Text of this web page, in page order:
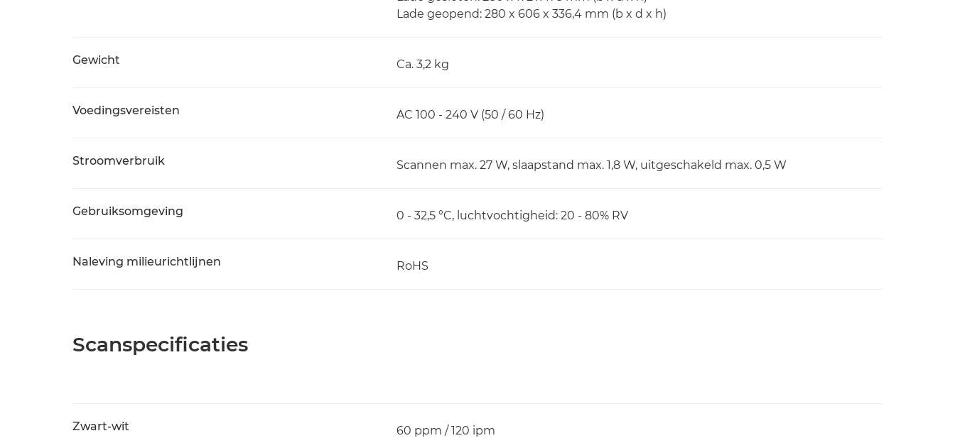
Lade geopend: 280 x 606 x 336,4 mm (b x d x h)
Gewicht Ca. 3,2 kg
Voedingsvereisten AC 100 - 240 V (50 / 60 Hz)
Stroomverbruik Scannen max. 27 W, slaapstand max. 1,8 W, uitgeschakeld max. 0,5 W
Gebruiksomgeving 0 - 32,5 °C, luchtvochtigheid: 20 - 80% RV
Naleving milieurichtlijnen RoHS
Scanspecificaties
Zwart-wit 60 ppm / 120 ipm